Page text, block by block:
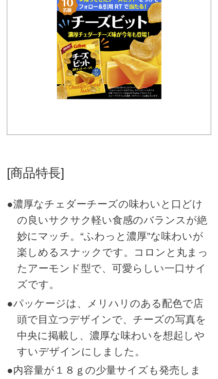
[商品特長]
●濃厚なチェダーチーズの味わいと口どけ
の良いサクサク軽い食感のバランスが絶
妙にマッチ。“ふわっと濃厚”な味わいが
楽しめるスナックです。コロンと丸まっ
たアーモンド型で、可愛らしい一口サイ
ズです。
●パッケージは、メリハリのある配色で店
頭で目立つデザインで、チーズの写真を
中央に掲載し、濃厚な味わいを想起しや
すいデザインにしました。
●内容量が１８ｇの少量サイズも発売しま